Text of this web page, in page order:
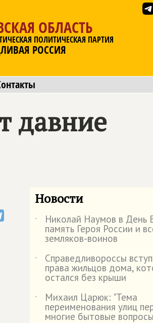
ОБЛАСТЬ
ПОЛИТИЧЕСКАЯ ПАРТИЯ
РОССИЯ
давние
Новости
˙ Николай Наумов в День
память Героя России и
земляков-воинов
˙
Справедливороссы
права жильцов дома,
остался без крыши
˙
Михаил Царюк: "Тема
переименования улиц
многие бытовые